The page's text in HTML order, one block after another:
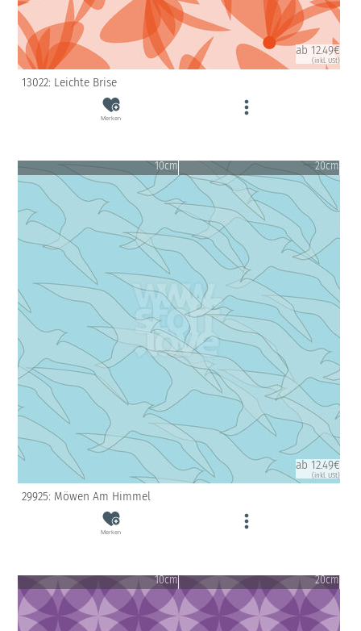
ab 12.49€
(inkl. USt)
13022: Leichte Brise
Merken
10cm 20cm
ab 12.49€
(inkl. USt)
29925: Möwen Am Himmel
Merken
10cm 20cm